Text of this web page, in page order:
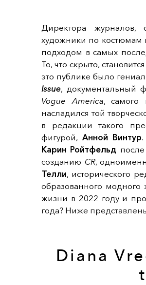
Директора журналов,
художники по костюмам
подходом в самых
То, что скрыто,
это публике было
Issue, документальный
Vogue America, самого
насладился той
в редакции такого
фигурой, Анной Винтур
Карин Ройтфельд
созданию CR,
Телли, исторического
образованного модного
жизни в 2022 году и
года? Ниже
Diana